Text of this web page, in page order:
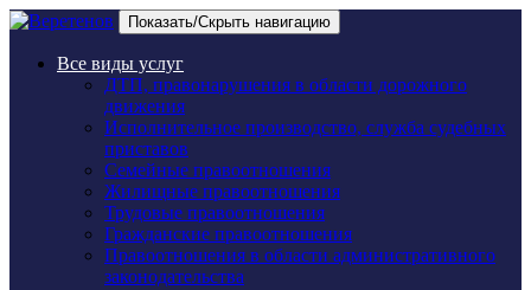
Показать/Скрыть навигацию
Все виды услуг
ДТП, правонарушения в области дорожного
движения
Исполнительное производство, служба судебных
приставов
Семейные правоотношения
Жилищные правоотношения
Трудовые правоотношения
Гражданские правоотношения
Правоотношения в области административного
законодательства